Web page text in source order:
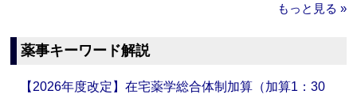
もっと見る »
薬事キーワード解説
【2026年度改定】在宅薬学総合体制加算（加算1：30